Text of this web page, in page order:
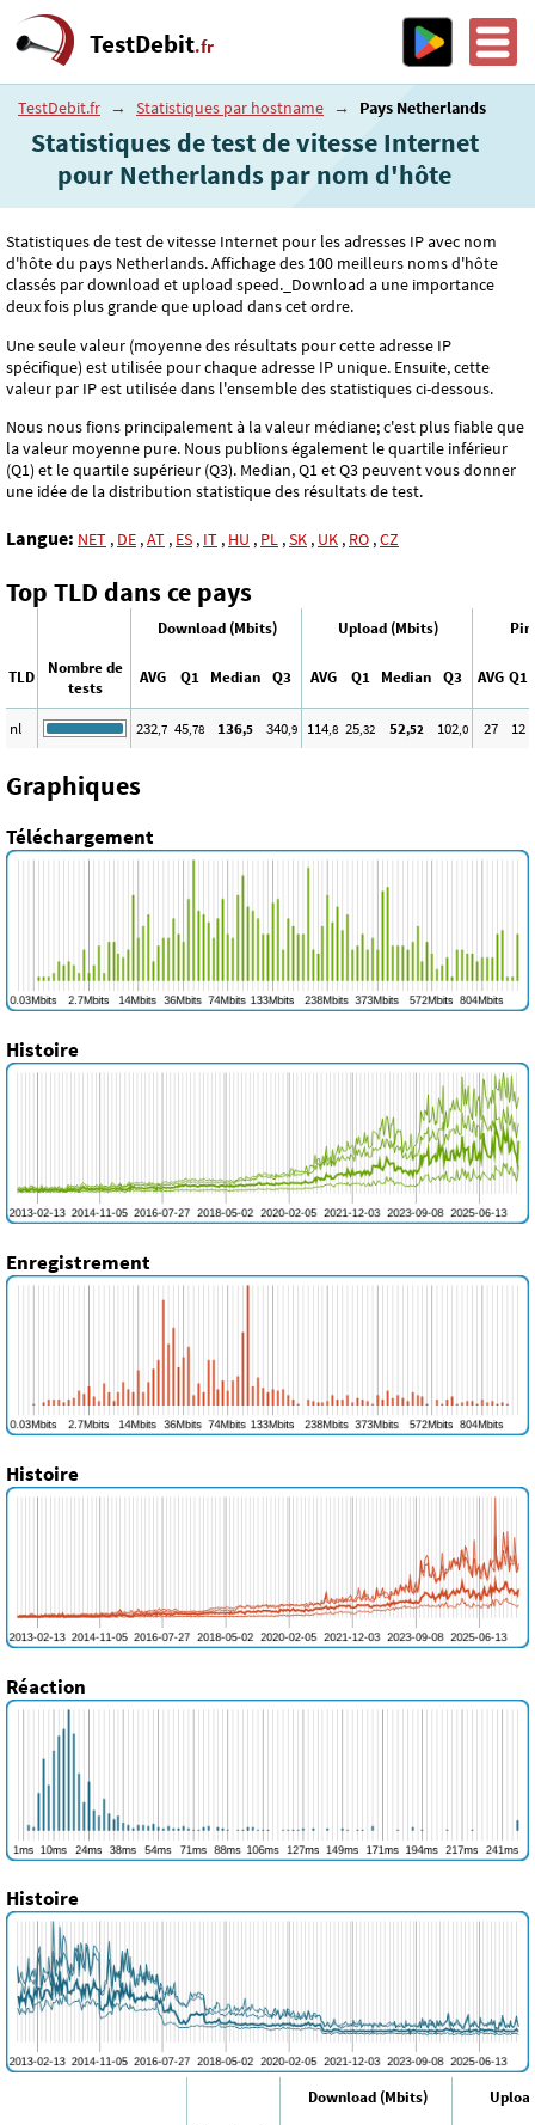
TestDebit.fr
TestDebit.fr → Statistiques par hostname → Pays Netherlands
Statistiques de test de vitesse Internet
pour Netherlands par nom d'hôte
Statistiques de test de vitesse Internet pour les adresses IP avec nom
d'hôte du pays Netherlands. Affichage des 100 meilleurs noms d'hôte
classés par download et upload speed._Download a une importance
deux fois plus grande que upload dans cet ordre.
Une seule valeur (moyenne des résultats pour cette adresse IP
spécifique) est utilisée pour chaque adresse IP unique. Ensuite, cette
valeur par IP est utilisée dans l'ensemble des statistiques ci-dessous.
Nous nous fions principalement à la valeur médiane; c'est plus fiable que
la valeur moyenne pure. Nous publions également le quartile inférieur
(Q1) et le quartile supérieur (Q3). Median, Q1 et Q3 peuvent vous donner
une idée de la distribution statistique des résultats de test.
Langue: NET , DE ,AT , ES , IT , HU , PL ,SK , UK , RO ,CZ
Top TLD dans ce pays
Download (Mbits) Upload (Mbits)
TLD
Nombre de
tests
AVG Q1 Median Q3 AVG Q1 Median Q3 AVG Q1
nl 232,7 45,78 136,5 340,9 114,8 25,32 52,52 102,0 27 12
Graphiques
Téléchargement
Histoire
Enregistrement
Histoire
Réaction
Histoire
Download (Mbits)